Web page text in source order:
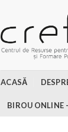
ACASĂ
BIROU ONLINE